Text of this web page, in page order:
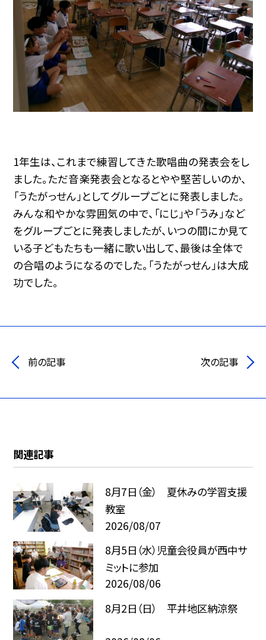
1年生は、これまで練習してきた歌唱曲の発表会をし
ました。ただ音楽発表会となるとやや堅苦しいのか、
「うたがっせん」としてグループごとに発表しました。
みんな和やかな雰囲気の中で、「にじ」や「うみ」など
をグループごとに発表しましたが、いつの間にか見て
いる子どもたちも一緒に歌い出して、最後は全体で
の合唱のようになるのでした。「うたがっせん」は大成
功でした。
前の記事 次の記事
関連記事
8月7日（金） 夏休みの学習支援
教室
2026/08/07
8月5日（水）児童会役員が西中サ
ミットに参加
2026/08/06
8月2日（日） 平井地区納涼祭